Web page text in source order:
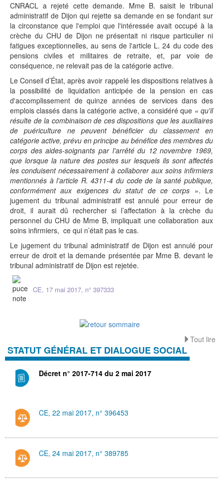
CNRACL a rejeté cette demande. Mme B. saisit le tribunal
administratif de Dijon qui rejette sa demande en se fondant sur
la circonstance que l'emploi que l'intéressée avait occupé à la
crèche du CHU de Dijon ne présentait ni risque particulier ni
fatigues exceptionnelles, au sens de l'article L. 24 du code des
pensions civiles et militaires de retraite, et, par voie de
conséquence, ne relevait pas de la catégorie active.
Le Conseil d’État, après avoir rappelé les dispositions relatives à
la possibilité de liquidation anticipée de la pension en cas
d'accomplissement de quinze années de services dans des
emplois classés dans la catégorie active, a considéré que « qu'il
résulte de la combinaison de ces dispositions que les auxiliaires
de puériculture ne peuvent bénéficier du classement en
catégorie active, prévu en principe au bénéfice des membres du
corps des aides-soignants par l'arrêté du 12 novembre 1969,
que lorsque la nature des postes sur lesquels ils sont affectés
les conduisent nécessairement à collaborer aux soins infirmiers
mentionnés à l'article R. 4311-4 du code de la santé publique,
conformément aux exigences du statut de ce corps ». Le
jugement du tribunal administratif est annulé pour erreur de
droit, il aurait dû rechercher si l’affectation à la crèche du
personnel du CHU de Mme B, impliquait une collaboration aux
soins infirmiers, ce qui n’était pas le cas.
Le jugement du tribunal administratif de Dijon est annulé pour
erreur de droit et la demande présentée par Mme B. devant le
tribunal administratif de Dijon est rejetée.
CE, 17 mai 2017, n° 397333
Tout lire
STATUT GÉNÉRAL ET DIALOGUE SOCIAL
Décret n° 2017-714 du 2 mai 2017
CE, 22 mai 2017, n° 396453
CE, 24 mai 2017, n° 389785